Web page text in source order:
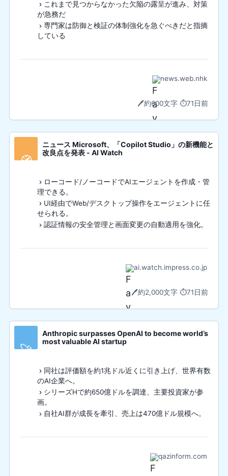
これまで見つからなかった欠陥の露呈が進み、対策
が急務だ
専門家は防御と検証の体制強化を急ぐべきだと指摘
している
news.web.nhk
🖊️約600文字⏱️71日前
🧭
ニュース Microsoft、「Copilot Studio」の新機能と
改良点を発表 - AI Watch
ローコード/ノーコードでAIエージェントを作成・管
理できる。
UI経由でWeb/デスクトップ操作をエージェントに任
せられる。
認証情報の安全管理と画面変更の自動適用を強化。
ai.watch.impress.co.jp
🖊️約2,000文字⏱️71日前
🚀
Anthropic surpasses OpenAI to become world’s
most valuable AI startup
同社は評価額を約1兆ドル近くに引き上げ、世界有数
のAI企業へ。
シリーズHで約650億ドルを調達、主要投資家が参
画。
自社AI群が成長を牽引、売上は470億ドル規模へ。
qazinform.com